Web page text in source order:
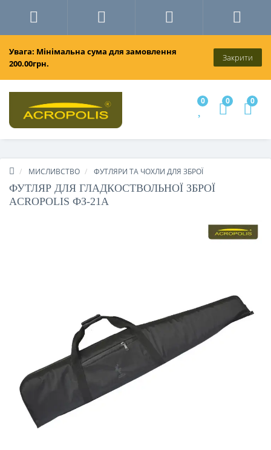
Увага: Мінімальна сума для замовлення
200.00грн.
Закрити
0 0 0
МИСЛИВСТВО ФУТЛЯРИ ТА ЧОХЛИ ДЛЯ ЗБРОЇ
ФУТЛЯР ДЛЯ ГЛАДКОСТВОЛЬНОЇ ЗБРОЇ
ACROPOLIS ФЗ-21А